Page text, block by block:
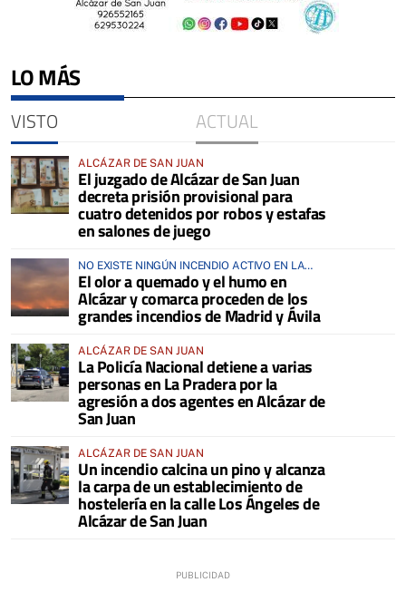
LO MÁS
VISTO ACTUAL
ALCÁZAR DE SAN JUAN
El juzgado de Alcázar de San Juan
decreta prisión provisional para
cuatro detenidos por robos y estafas
en salones de juego
NO EXISTE NINGÚN INCENDIO ACTIVO EN LA
COMARCA
El olor a quemado y el humo en
Alcázar y comarca proceden de los
grandes incendios de Madrid y Ávila
ALCÁZAR DE SAN JUAN
La Policía Nacional detiene a varias
personas en La Pradera por la
agresión a dos agentes en Alcázar de
San Juan
ALCÁZAR DE SAN JUAN
Un incendio calcina un pino y alcanza
la carpa de un establecimiento de
hostelería en la calle Los Ángeles de
Alcázar de San Juan